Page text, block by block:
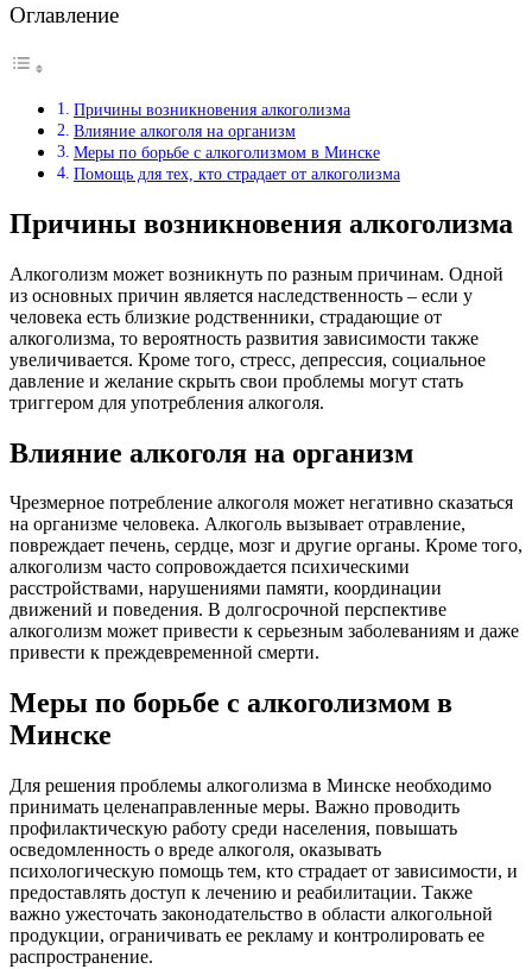
Оглавление
Причины возникновения алкоголизма
Влияние алкоголя на организм
Меры по борьбе с алкоголизмом в Минске
Помощь для тех, кто страдает от алкоголизма
Причины возникновения алкоголизма
Алкоголизм может возникнуть по разным причинам. Одной
из основных причин является наследственность – если у
человека есть близкие родственники, страдающие от
алкоголизма, то вероятность развития зависимости также
увеличивается. Кроме того, стресс, депрессия, социальное
давление и желание скрыть свои проблемы могут стать
триггером для употребления алкоголя.
Влияние алкоголя на организм
Чрезмерное потребление алкоголя может негативно сказаться
на организме человека. Алкоголь вызывает отравление,
повреждает печень, сердце, мозг и другие органы. Кроме того,
алкоголизм часто сопровождается психическими
расстройствами, нарушениями памяти, координации
движений и поведения. В долгосрочной перспективе
алкоголизм может привести к серьезным заболеваниям и даже
привести к преждевременной смерти.
Меры по борьбе с алкоголизмом в
Минске
Для решения проблемы алкоголизма в Минске необходимо
принимать целенаправленные меры. Важно проводить
профилактическую работу среди населения, повышать
осведомленность о вреде алкоголя, оказывать
психологическую помощь тем, кто страдает от зависимости, и
предоставлять доступ к лечению и реабилитации. Также
важно ужесточать законодательство в области алкогольной
продукции, ограничивать ее рекламу и контролировать ее
распространение.